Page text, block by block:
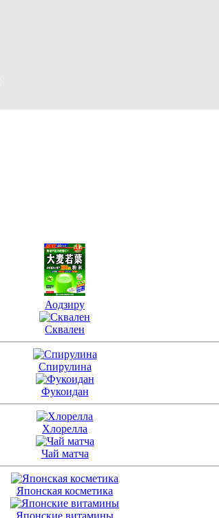
Аодзиру
Сквален
Спирулина
Фукоидан
Хлорелла
Чай матча
Японская косметика